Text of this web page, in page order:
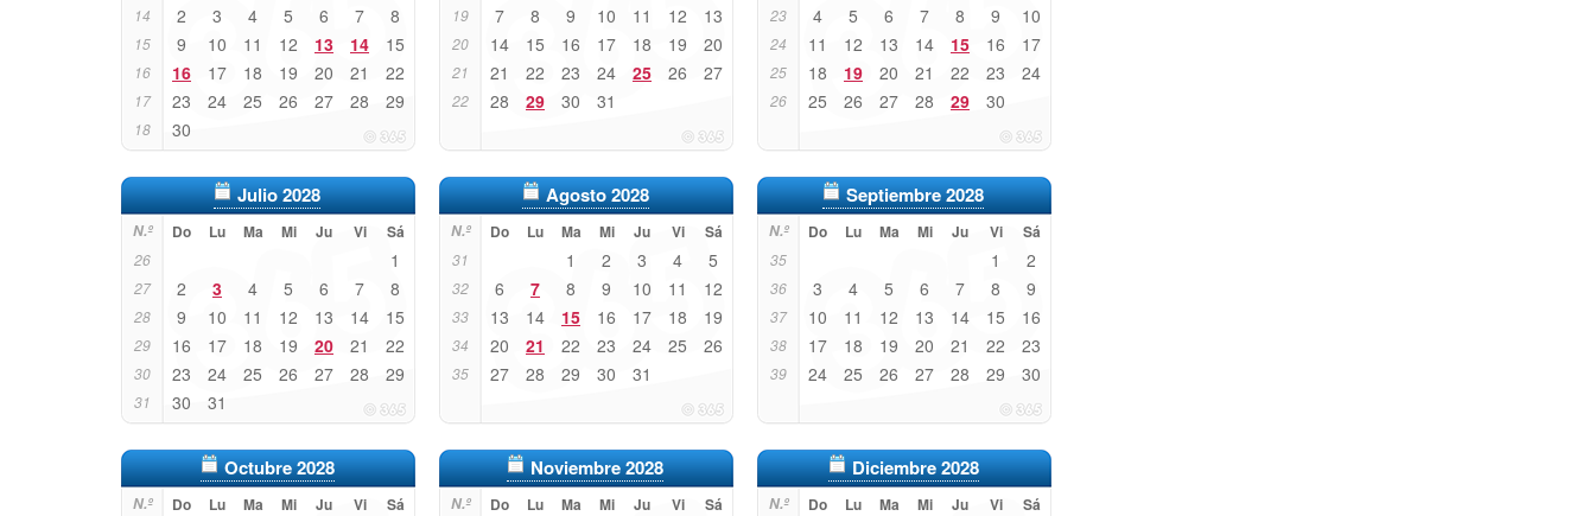
14 2 3 4 5 6 7 8
15 9 10 11 12 13 14 15
16 16 17 18 19 20 21 22
17 23 24 25 26 27 28 29
18 30
19 7 8 9 10 11 12 13
20 14 15 16 17 18 19 20
21 21 22 23 24 25 26 27
22 28 29 30 31
23 4 5 6 7 8 9 10
24 11 12 13 14 15 16 17
25 18 19 20 21 22 23 24
26 25 26 27 28 29 30
Julio 2028
N.º Do Lu Ma Mi Ju Vi Sá
26 1
27 2 3 4 5 6 7 8
28 9 10 11 12 13 14 15
29 16 17 18 19 20 21 22
30 23 24 25 26 27 28 29
31 30 31
Agosto 2028
N.º Do Lu Ma Mi Ju Vi Sá
31 1 2 3 4 5
32 6 7 8 9 10 11 12
33 13 14 15 16 17 18 19
34 20 21 22 23 24 25 26
35 27 28 29 30 31
Septiembre 2028
N.º Do Lu Ma Mi Ju Vi Sá
35 1 2
36 3 4 5 6 7 8 9
37 10 11 12 13 14 15 16
38 17 18 19 20 21 22 23
39 24 25 26 27 28 29 30
Octubre 2028
N.º Do Lu Ma Mi Ju Vi Sá
Noviembre 2028
N.º Do Lu Ma Mi Ju Vi Sá
Diciembre 2028
N.º Do Lu Ma Mi Ju Vi Sá